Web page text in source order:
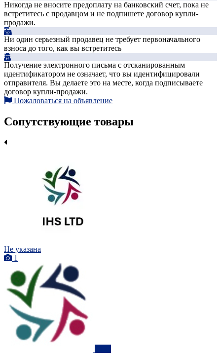
Никогда не вносите предоплату на банковский счет, пока не
встретитесь с продавцом и не подпишете договор купли-
продажи.
Ни один серьезный продавец не требует первоначального
взноса до того, как вы встретитесь
Получение электронного письма с отсканированным
идентификатором не означает, что вы идентифицировали
отправителя. Вы делаете это на месте, когда подписываете
договор купли-продажи.
Пожаловаться на объявление
Сопутствующие товары
Не указана
1